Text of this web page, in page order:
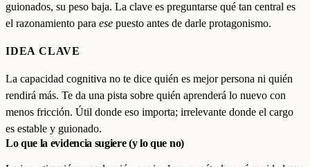
guionados, su peso baja. La clave es preguntarse qué tan central es
el razonamiento para ese puesto antes de darle protagonismo.
IDEA CLAVE
La capacidad cognitiva no te dice quién es mejor persona ni quién
rendirá más. Te da una pista sobre quién aprenderá lo nuevo con
menos fricción. Útil donde eso importa; irrelevante donde el cargo
es estable y guionado.
Lo que la evidencia sugiere (y lo que no)